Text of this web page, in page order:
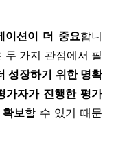
이션이 더 중요합니
두 가지 관점에서 필
성장하기 위한 명확
가자가 진행한 평가
보할 수 있기 때문